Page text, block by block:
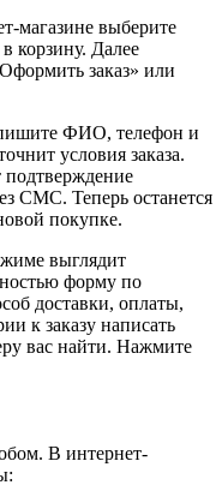
магазине выберите
корзину. Далее
заказ» или
ФИО, телефон и
условия заказа.
подтверждение
СМС. Теперь останется
покупке.
выглядит
форму по
доставки, оплаты,
к заказу написать
вас найти. Нажмите
В интернет-